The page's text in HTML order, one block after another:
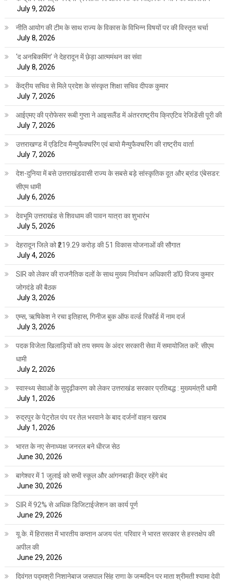
July 9, 2026
नीति आयोग की टीम के साथ राज्य के विकास के विभिन्न विषयों पर की विस्तृत चर्चा
July 8, 2026
‘द अनबिकमिंग’ ने देहरादून में छेड़ा आत्ममंथन का संवा
July 8, 2026
केंद्रीय सचिव से मिले प्रदेश के संस्कृत शिक्षा सचिव दीपक कुमार
July 7, 2026
आईएमए की प्रोफेसर रूबी गुप्ता ने आइसलैंड में अंतरराष्ट्रीय क्रिएटिव रेजिडेंसी पूरी की
July 7, 2026
उत्तराखण्ड में एडिटिव मैन्युफैक्चरिंग एवं बायो मैन्युफैक्चरिंग की राष्ट्रीय वार्ता
July 7, 2026
देश-दुनिया में बसे उत्तराखंडवासी राज्य के सबसे बड़े सांस्कृतिक दूत और ब्रांड एंबेसडर:
सीएम धामी
July 6, 2026
देवभूमि उत्तराखंड से शिवधाम की पावन यात्रा का शुभारंभ
July 5, 2026
देहरादून जिले को ₹219.29 करोड़ की 51 विकास योजनाओं की सौगात
July 4, 2026
SIR को लेकर की राजनैतिक दलों के साथ मुख्य निर्वाचन अधिकारी डॉ0 विजय कुमार
जोगदंडे की बैठक
July 3, 2026
एम्स, ऋषिकेश ने रचा इतिहास, गिनीज बुक ऑफ वर्ल्ड रिकॉर्ड में नाम दर्ज
July 3, 2026
पदक विजेता खिलाड़ियों को तय समय के अंदर सरकारी सेवा में समायोजित करें: सीएम
धामी
July 2, 2026
स्वास्थ्य सेवाओं के सुदृढ़ीकरण को लेकर उत्तराखंड सरकार प्रतिबद्ध : मुख्यमंत्री धामी
July 1, 2026
रुद्रपुर के पेट्रोल पंप पर तेल भरवाने के बाद दर्जनों वाहन खराब
July 1, 2026
भारत के नए सेनाध्यक्ष जनरल बने धीरज सेठ
June 30, 2026
बागेश्वर में 1 जुलाई को सभी स्कूल और आंगनबाड़ी केंद्र रहेंगे बंद
June 30, 2026
SIR में 92% से अधिक डिजिटाईजेशन का कार्य पूर्ण
June 29, 2026
यू.के. में हिरासत में भारतीय कप्तान अजय पंत: परिवार ने भारत सरकार से हस्तक्षेप की
अपील की
June 29, 2026
दिवंगत पद्मश्री निशानेबाज जसपाल सिंह राणा के जन्मदिन पर माता श्रीमती श्यामा देवी